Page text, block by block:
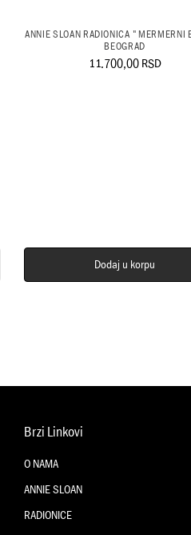
ANNIE SLOAN RADIONICA "MERMERNI
BEOGRAD
11.700,00RSD
Dodaj u korpu
Brzi Linkovi
O NAMA
ANNIE SLOAN
RADIONICE